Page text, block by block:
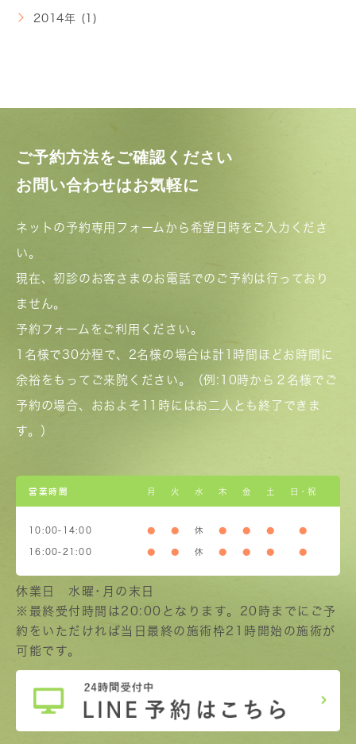
2014年 (1)
ご予約方法をご確認ください
お問い合わせはお気軽に
ネットの予約専用フォームから希望日時をご入力くださ
い。
現在、初診のお客さまのお電話でのご予約は行っており
ません。
予約フォームをご利用ください。
1名様で30分程で、2名様の場合は計1時間ほどお時間に
余裕をもってご来院ください。（例:10時から２名様でご
予約の場合、おおよそ11時にはお二人とも終了できま
す。）
営業時間 月 火 水 木 金 土 日・祝
10:00-14:00 ● ● 休 ● ● ● ●
16:00-21:00 ● ● 休 ● ● ● ●
休業日 水曜･月の末日
※最終受付時間は20:00となります。20時までにご予
約をいただければ当日最終の施術枠21時開始の施術が
可能です。